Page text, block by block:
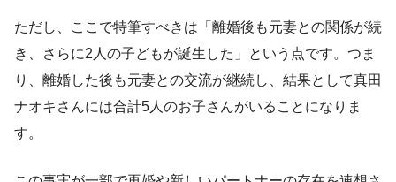
ただし、ここで特筆すべきは「離婚後も元妻との関係が続
き、さらに2人の子どもが誕生した」という点です。つま
り、離婚した後も元妻との交流が継続し、結果として真田
ナオキさんには合計5人のお子さんがいることになりま
す。